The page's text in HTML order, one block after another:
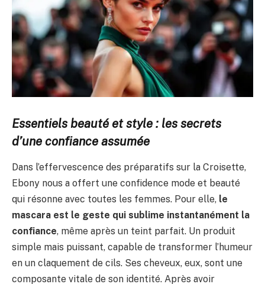
Essentiels beauté et style : les secrets
d’une confiance assumée
Dans l’effervescence des préparatifs sur la Croisette,
Ebony nous a offert une confidence mode et beauté
qui résonne avec toutes les femmes. Pour elle, le
mascara est le geste qui sublime instantanément la
confiance, même après un teint parfait. Un produit
simple mais puissant, capable de transformer l’humeur
en un claquement de cils. Ses cheveux, eux, sont une
composante vitale de son identité. Après avoir